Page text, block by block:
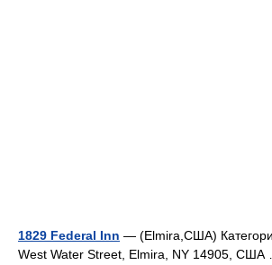
1829 Federal Inn — (Elmira,США)
West Water Street, Elmira, NY 14905,